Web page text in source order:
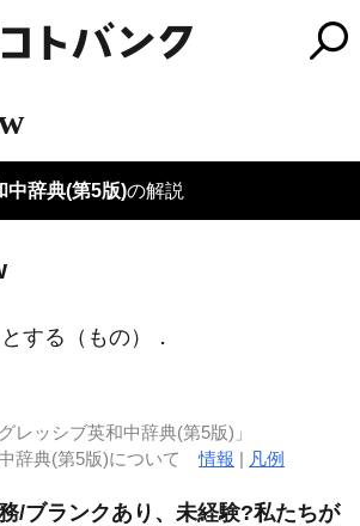
中辞典(第5版)の解説
する（もの） ．
レッシブ英和中辞典(第5版)」
辞典(第5版)について情報 | 凡例
/ブランクあり、未経験?私たちが